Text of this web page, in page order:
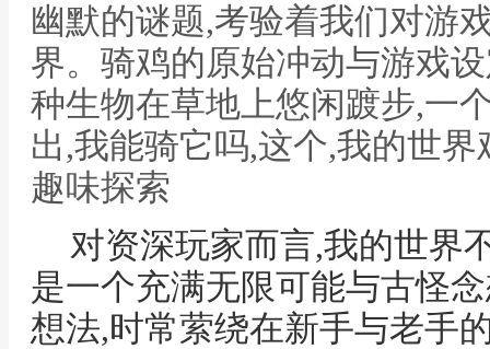
幽默的谜题,考验着我们对游
界。骑鸡的原始冲动与游戏
种生物在草地上悠闲踱步,一
出,我能骑它吗,这个,我的世
趣味探索
对资深玩家而言,我的世界
是一个充满无限可能与古怪
想法,时常萦绕在新手与老手